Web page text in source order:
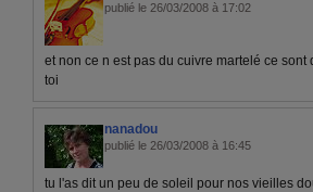
publié le 26/03/2008 à 17:02
et non ce n est pas du cuivre martelé ce
toi
nanadou
publié le 26/03/2008 à 16:45
tu l'as dit un peu de soleil pour nos vieilles